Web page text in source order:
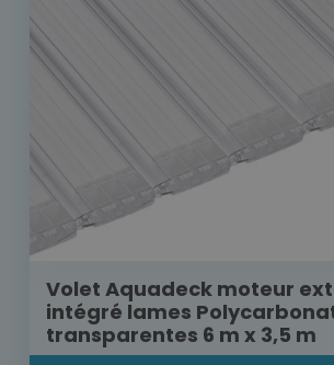
Volet Aquadeck moteur
intégré lames
transparentes 6 m x 3,5 m